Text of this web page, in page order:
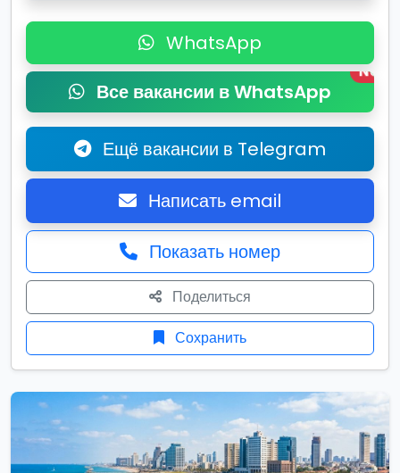
WhatsApp
Все вакансии в WhatsApp
New
Ещё вакансии в Telegram
Написать email
Показать номер
Поделиться
Сохранить